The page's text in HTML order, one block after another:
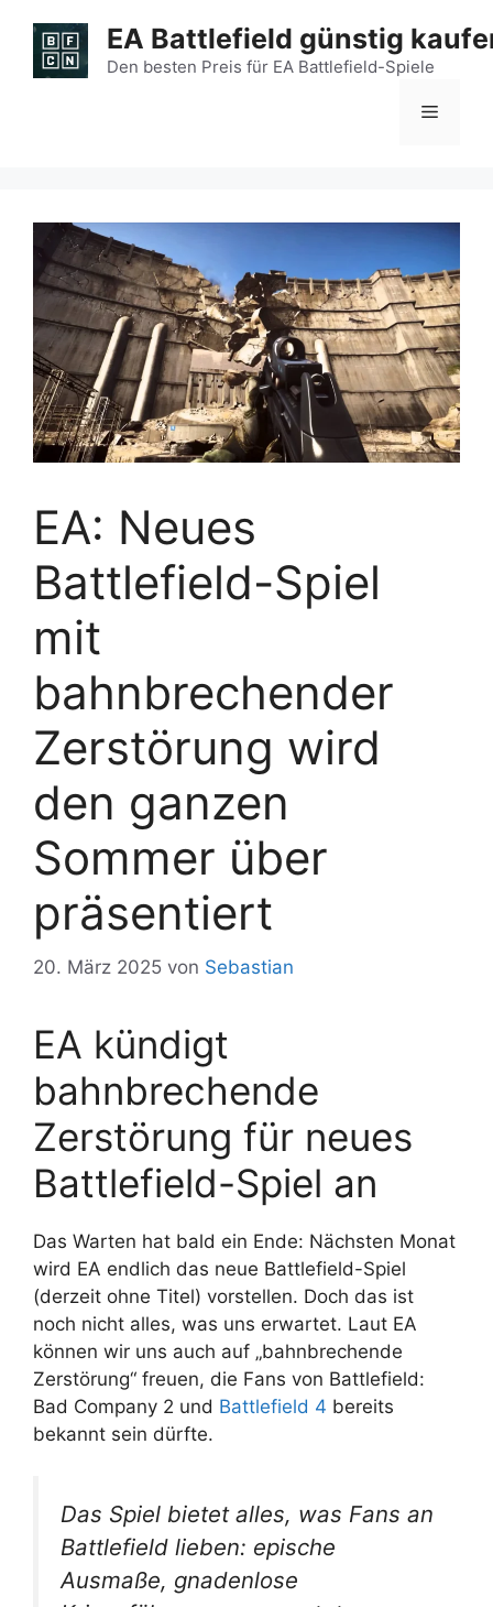
Inhalt
springen
EA Battlefield günstig
Den besten Preis für EA Battlefield-Spiele
Menü
EA: Neues
Battlefield-Spiel
mit
bahnbrechender
Zerstörung wird
den ganzen
Sommer über
präsentiert
20. März 2025 von Sebastian
EA kündigt
bahnbrechende
Zerstörung für neues
Battlefield-Spiel an
Das Warten hat bald ein Ende: Nächsten Monat
wird EA endlich das neue Battlefield-Spiel
(derzeit ohne Titel) vorstellen. Doch das ist
noch nicht alles, was uns erwartet. Laut EA
können wir uns auch auf „bahnbrechende
Zerstörung“ freuen, die Fans von Battlefield:
Bad Company 2 und Battlefield 4 bereits
bekannt sein dürfte.
Das Spiel bietet alles, was Fans an
Battlefield lieben: epische
Ausmaße, gnadenlose